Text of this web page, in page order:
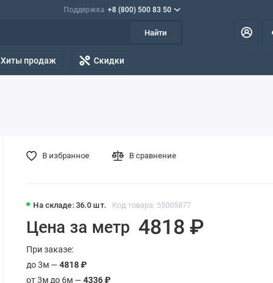
Поддержка +8 (800) 500 83 50
Найти
Хиты продаж Скидки
На складе: 36.0 шт. Код товара: 55005877
Цена за метр 4818 ₽
При заказе:
до 3м —4818 ₽
от 3м до 6м —4336 ₽
В избранное В сравнение